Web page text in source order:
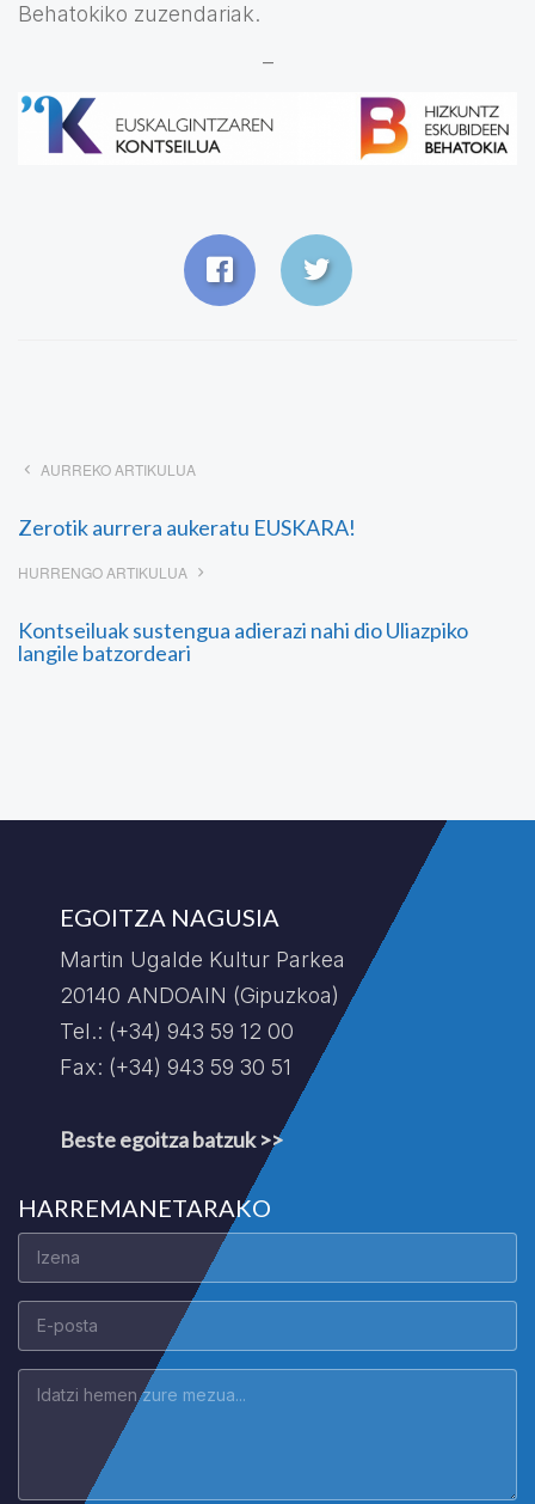
Behatokiko zuzendariak.
–
AURREKO ARTIKULUA
Zerotik aurrera aukeratu EUSKARA!
HURRENGO ARTIKULUA
Kontseiluak sustengua adierazi nahi dio Uliazpiko
langile batzordeari
EGOITZA NAGUSIA
Martin Ugalde Kultur Parkea
20140 ANDOAIN (Gipuzkoa)
Tel.: (+34) 943 59 12 00
Fax: (+34) 943 59 30 51
Beste egoitza batzuk >>
HARREMANETARAKO